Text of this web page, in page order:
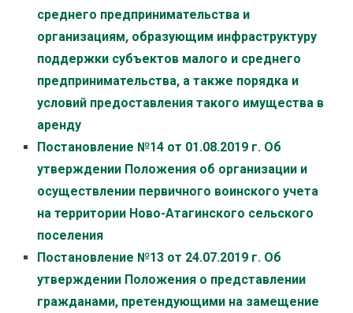
среднего предпринимательства и
организациям, образующим инфраструктуру
поддержки субъектов малого и среднего
предпринимательства, а также порядка и
условий предоставления такого имущества в
аренду
Постановление №14 от 01.08.2019 г. Об
утверждении Положения об организации и
осуществлении первичного воинского учета
на территории Ново-Атагинского сельского
поселения
Постановление №13 от 24.07.2019 г. Об
утверждении Положения о представлении
гражданами, претендующими на замещение